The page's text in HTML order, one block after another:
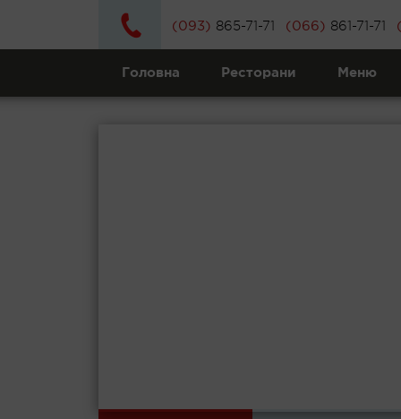
(093) 865-71-71 (066) 861-71-71
Головна Ресторани Меню